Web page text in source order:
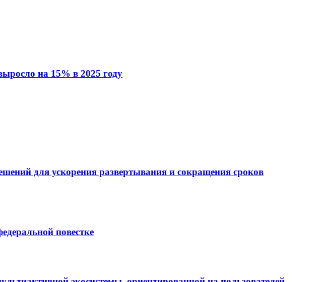
на 15% в 2025 году
для ускорения развертывания и сокращения сроков
повестке